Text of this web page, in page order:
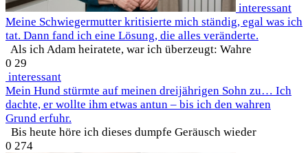
interessant
Meine Schwiegermutter kritisierte mich ständig, egal was ich
tat. Dann fand ich eine Lösung, die alles veränderte.
Als ich Adam heiratete, war ich überzeugt: Wahre
0 29
interessant
Mein Hund stürmte auf meinen dreijährigen Sohn zu… Ich
dachte, er wollte ihm etwas antun – bis ich den wahren
Grund erfuhr.
Bis heute höre ich dieses dumpfe Geräusch wieder
0 274